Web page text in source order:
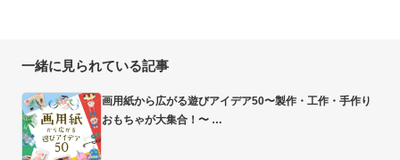
一緒に見られている記事
画用紙から広がる遊びアイデア50〜製作・工作・手作り
おもちゃが大集合！〜